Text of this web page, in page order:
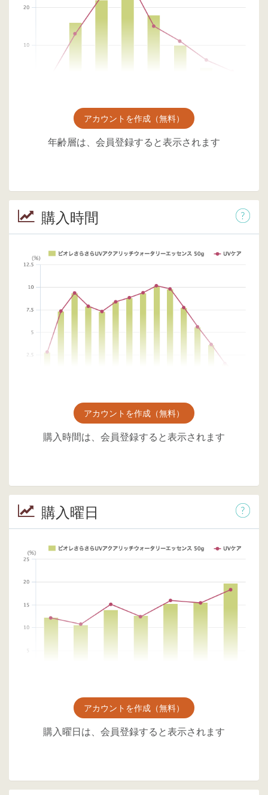
アカウントを作成（無料）
年齢層は、会員登録すると表示されます
購入時間
アカウントを作成（無料）
購入時間は、会員登録すると表示されます
購入曜日
アカウントを作成（無料）
購入曜日は、会員登録すると表示されます